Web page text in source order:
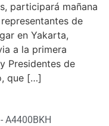
participará mañana
de
en Yakarta,
a la primera
Presidentes de
que […]
A4400BKH